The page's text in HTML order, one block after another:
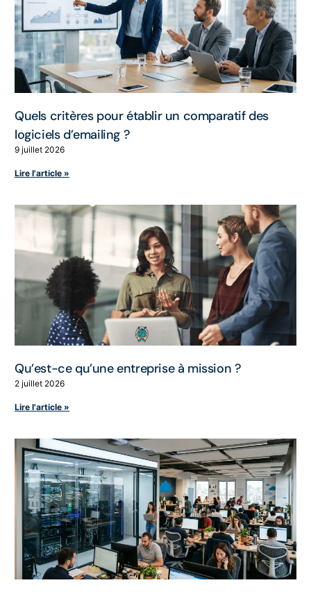
Quels critères pour établir un comparatif des
logiciels d’emailing ?
9 juillet 2026
Lire l'article »
Qu’est-ce qu’une entreprise à mission ?
2 juillet 2026
Lire l'article »